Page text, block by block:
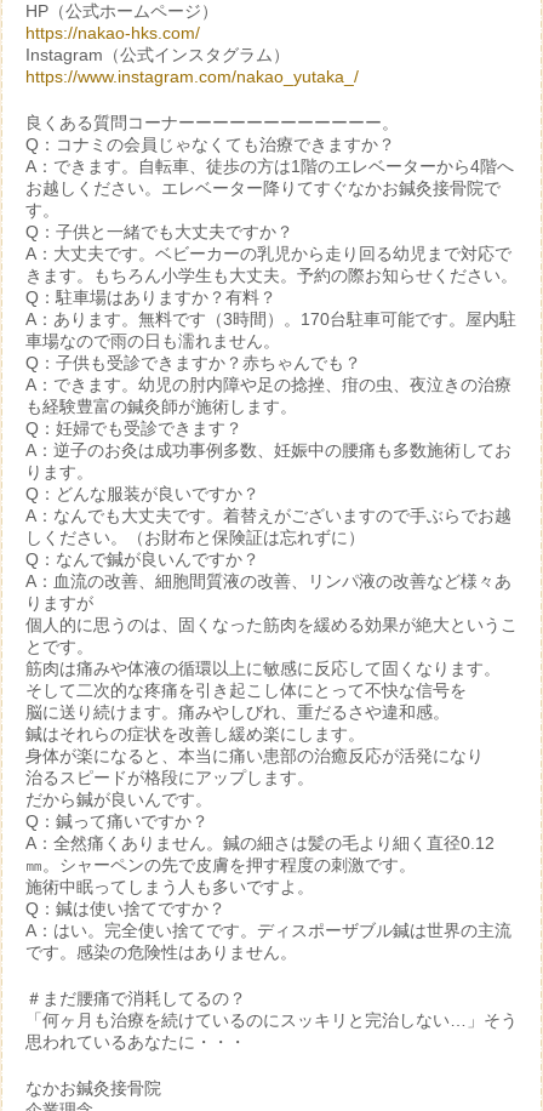
HP（公式ホームページ）
https://nakao-hks.com/
Instagram（公式インスタグラム）
https://www.instagram.com/nakao_yutaka_/
良くある質問コーナーーーーーーーーーーーー。
Q：コナミの会員じゃなくても治療できますか？
A：できます。自転車、徒歩の方は1階のエレベーターから4階へ
お越しください。エレベーター降りてすぐなかお鍼灸接骨院で
す。
Q：子供と一緒でも大丈夫ですか？
A：大丈夫です。ベビーカーの乳児から走り回る幼児まで対応で
きます。もちろん小学生も大丈夫。予約の際お知らせください。
Q：駐車場はありますか？有料？
A：あります。無料です（3時間）。170台駐車可能です。屋内駐
車場なので雨の日も濡れません。
Q：子供も受診できますか？赤ちゃんでも？
A：できます。幼児の肘内障や足の捻挫、疳の虫、夜泣きの治療
も経験豊富の鍼灸師が施術します。
Q：妊婦でも受診できます？
A：逆子のお灸は成功事例多数、妊娠中の腰痛も多数施術してお
ります。
Q：どんな服装が良いですか？
A：なんでも大丈夫です。着替えがございますので手ぶらでお越
しください。（お財布と保険証は忘れずに）
Q：なんで鍼が良いんですか？
A：血流の改善、細胞間質液の改善、リンパ液の改善など様々あ
りますが
個人的に思うのは、固くなった筋肉を緩める効果が絶大というこ
とです。
筋肉は痛みや体液の循環以上に敏感に反応して固くなります。
そして二次的な疼痛を引き起こし体にとって不快な信号を
脳に送り続けます。痛みやしびれ、重だるさや違和感。
鍼はそれらの症状を改善し緩め楽にします。
身体が楽になると、本当に痛い患部の治癒反応が活発になり
治るスピードが格段にアップします。
だから鍼が良いんです。
Q：鍼って痛いですか？
A：全然痛くありません。鍼の細さは髪の毛より細く直径0.12
㎜。シャーペンの先で皮膚を押す程度の刺激です。
施術中眠ってしまう人も多いですよ。
Q：鍼は使い捨てですか？
A：はい。完全使い捨てです。ディスポーザブル鍼は世界の主流
です。感染の危険性はありません。
＃まだ腰痛で消耗してるの？
「何ヶ月も治療を続けているのにスッキリと完治しない…」そう
思われているあなたに・・・
なかお鍼灸接骨院